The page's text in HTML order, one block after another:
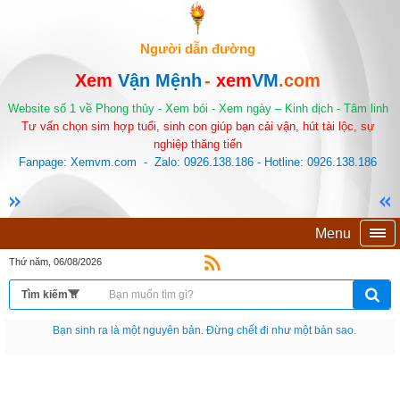
Người dẫn đường
Xem Vận Mệnh- xemVM.com
Website số 1 về Phong thủy - Xem bói - Xem ngày – Kinh dịch - Tâm linh
Tư vấn chọn sim hợp tuổi, sinh con giúp bạn cải vận, hút tài lộc, sự
nghiệp thăng tiến
Fanpage: Xemvm.com - Zalo: 0926.138.186 - Hotline: 0926.138.186
Menu
Thứ năm, 06/08/2026
Bạn sinh ra là một nguyên bản. Đừng chết đi như một bản sao.